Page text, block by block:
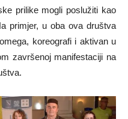
prilike mogli poslužiti kao
primjer, u oba ova društva
koreografi i aktivan u
završenoj manifestaciji na